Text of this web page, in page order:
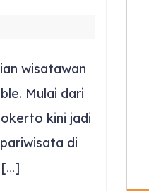
wisatawan
Mulai dari
kini jadi
di
[…]